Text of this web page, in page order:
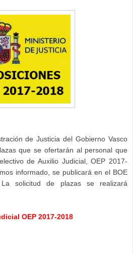
de Justicia del Gobierno Vasco
que se ofertarán al personal que
de Auxilio Judicial, OEP 2017-
informado, se publicará en el BOE
solicitud de plazas se realizará
OEP 2017-2018